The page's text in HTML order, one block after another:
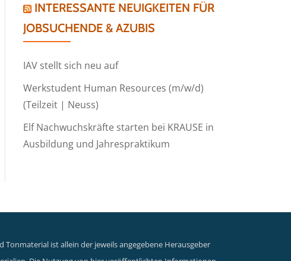
INTERESSANTE NEUIGKEITEN FÜR
JOBSUCHENDE & AZUBIS
IAV stellt sich neu auf
Werkstudent Human Resources (m/w/d)
(Teilzeit | Neuss)
Elf Nachwuchskräfte starten bei KRAUSE in
Ausbildung und Jahrespraktikum
ist allein der jeweils angegebene Herausgeber